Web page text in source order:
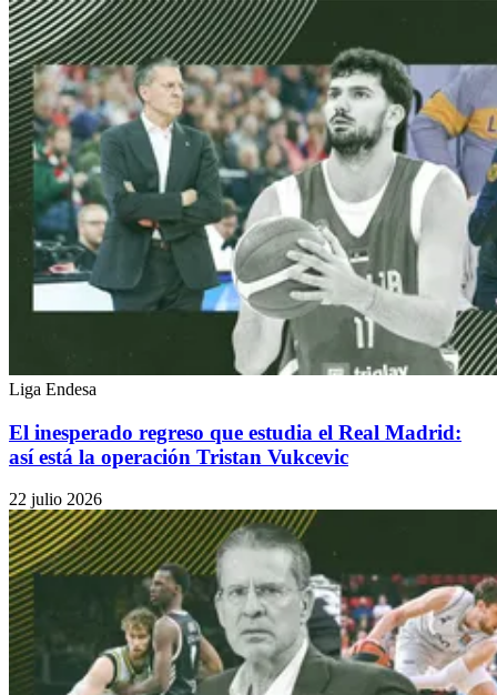
Liga Endesa
El inesperado regreso que estudia el Real Madrid:
así está la operación Tristan Vukcevic
22 julio 2026